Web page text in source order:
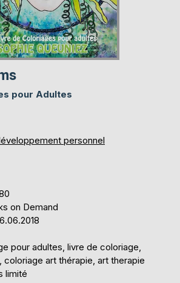
pour Adultes
personnel
on Demand
pour adultes, livre de coloriage,
art thérapie, art therapie
limité